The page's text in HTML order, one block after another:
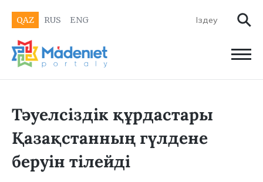
QAZ RUS ENG
Тәуелсіздік құрдастары
Қазақстанның гүлдене
беруін тілейді